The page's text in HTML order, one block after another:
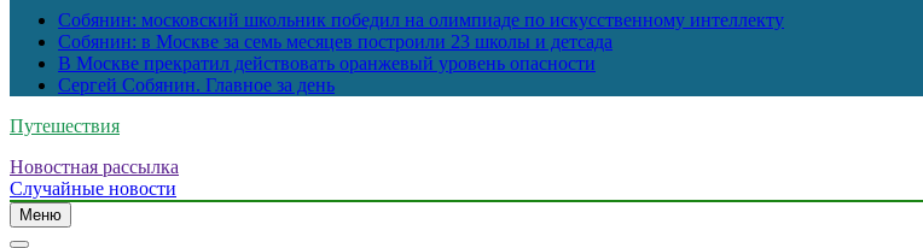
Собянин: московский школьник победил на олимпиаде по искусственному интеллекту
Собянин: в Москве за семь месяцев построили 23 школы и детсада
В Москве прекратил действовать оранжевый уровень опасности
Сергей Собянин. Главное за день
Путешествия
Новостная рассылка
Случайные новости
Меню